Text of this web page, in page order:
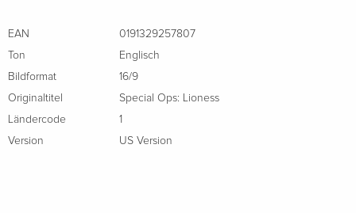
EAN
0191329257807
Ton
Englisch
Bildformat
16/9
Originaltitel
Special Ops: Lioness
Ländercode
1
Version
US Version